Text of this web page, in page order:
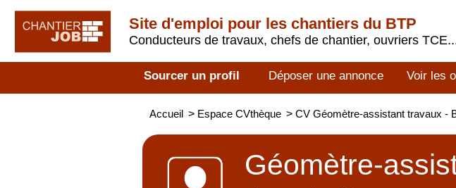
Site d'emploi pour les chantiers du BTP
Conducteurs de travaux, chefs de chantier, ouvriers
Sourcer un profil Déposer une annonce Voir les
Accueil > Espace CVthèque > CV Géomètre-assistant travaux -
Géomètre-